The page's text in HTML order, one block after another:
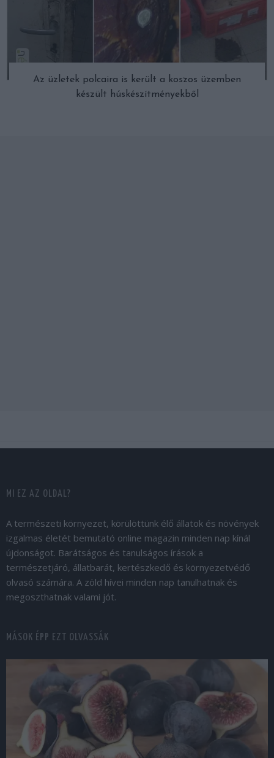
Az üzletek polcaira is került a koszos üzemben
készült húskészítményekből
MI EZ AZ OLDAL?
A természeti környezet, körülöttünk élő állatok és növények
izgalmas életét bemutató online magazin minden nap kínál
újdonságot. Barátságos és tanulságos írások a
természetjáró, állatbarát, kertészkedő és környezetvédő
olvasó számára. A zöld hívei minden nap tanulhatnak és
megoszthatnak valami jót.
MÁSOK ÉPP EZT OLVASSÁK